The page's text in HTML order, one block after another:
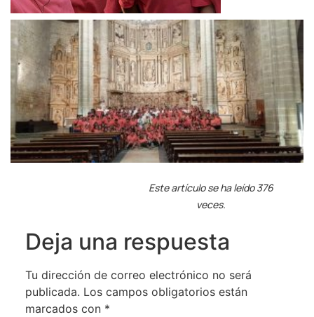
Este artículo se ha leído 376
veces.
Deja una respuesta
Tu dirección de correo electrónico no será
publicada. Los campos obligatorios están
marcados con *